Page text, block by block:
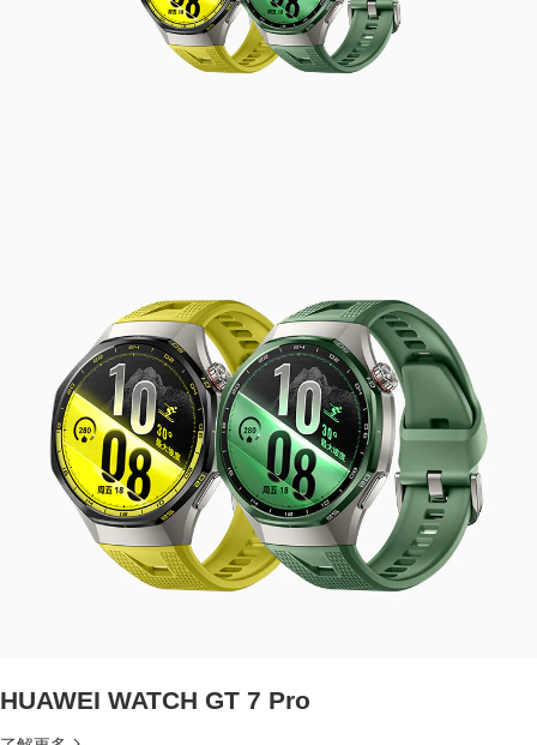
HUAWEI WATCH GT 7 Pro